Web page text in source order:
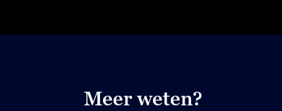
Meer weten?